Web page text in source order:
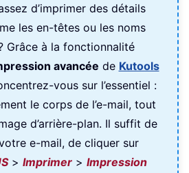
d’imprimer des détails
les en-têtes ou les noms
Grâce à la fonctionnalité
avancée de Kutools
vous sur l’essentiel :
le corps de l’e-mail, tout
d’arrière-plan. Il suffit de
e-mail, de cliquer sur
> Imprimer> Impression